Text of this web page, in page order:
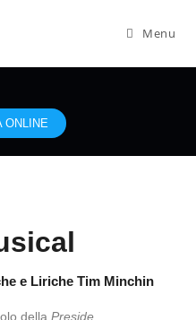
Menu
ONLINE
e Liriche Tim Minchin
della Preside